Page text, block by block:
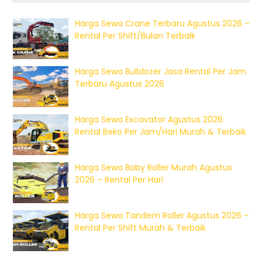
Harga Sewa Crane Terbaru Agustus 2026 –
Rental Per Shift/Bulan Terbaik
Harga Sewa Bulldozer Jasa Rental Per Jam
Terbaru Agustus 2026
Harga Sewa Excavator Agustus 2026
Rental Beko Per Jam/Hari Murah & Terbaik
Harga Sewa Baby Roller Murah Agustus
2026 – Rental Per Hari
Harga Sewa Tandem Roller Agustus 2026 –
Rental Per Shift Murah & Terbaik